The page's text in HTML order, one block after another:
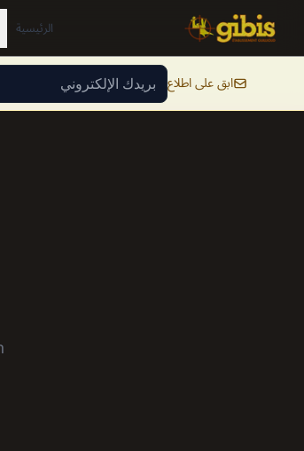
Skip to content
الرئيسية
ابق على اطلاع